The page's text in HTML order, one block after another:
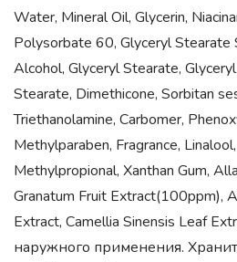
Water, Mineral Oil, Glycerin,
Polysorbate 60, Glyceryl Stearate
Alcohol, Glyceryl Stearate,
Stearate, Dimethicone, Sorbitan
Triethanolamine, Carbomer,
Methylparaben, Fragrance,
Methylpropional, Xanthan Gum,
Granatum Fruit Extract(100ppm),
Extract, Camellia Sinensis Leaf
наружного применения.